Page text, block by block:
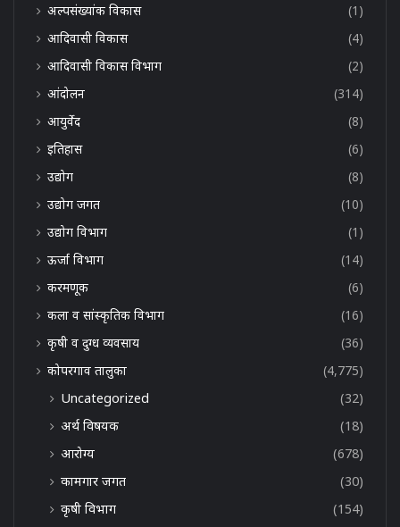
अल्पसंख्यांक विकास
(1)
आदिवासी विकास
(4)
आदिवासी विकास विभाग
(2)
आंदोलन
(314)
आयुर्वेद
(8)
इतिहास
(6)
उद्योग
(8)
उद्योग जगत
(10)
उद्योग विभाग
(1)
ऊर्जा विभाग
(14)
करमणूक
(6)
कला व सांस्कृतिक विभाग
(16)
कृषी व दुग्ध व्यवसाय
(36)
कोपरगाव तालुका
(4,775)
Uncategorized
(32)
अर्थ विषयक
(18)
आरोग्य
(678)
कामगार जगत
(30)
कृषी विभाग
(154)